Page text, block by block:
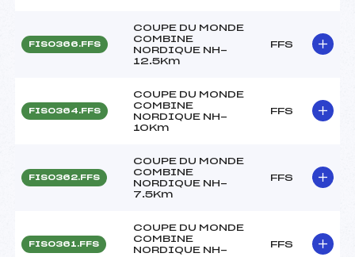
FIS0366.FFS
COUPE DU MONDE
COMBINE
NORDIQUE NH-
12.5Km
FFS
FIS0364.FFS
COUPE DU MONDE
COMBINE
NORDIQUE NH-
10Km
FFS
FIS0362.FFS
COUPE DU MONDE
COMBINE
NORDIQUE NH-
7.5Km
FFS
FIS0361.FFS
COUPE DU MONDE
COMBINE
NORDIQUE NH-
FFS